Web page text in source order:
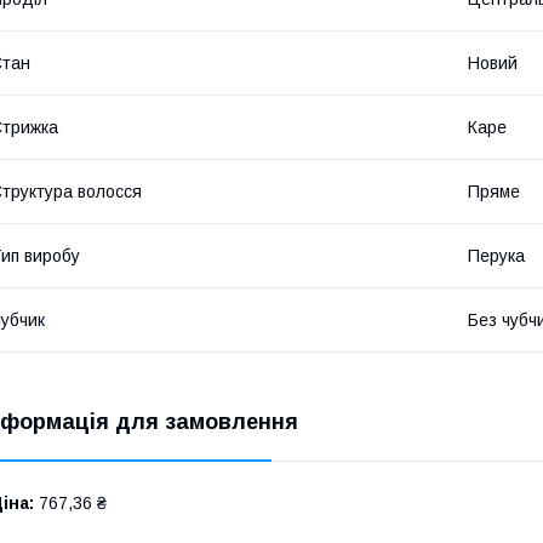
Новий
Каре
волосся Пряме
виробу Перука
Без
для замовлення
767,36 ₴